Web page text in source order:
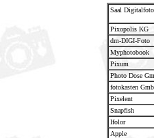
Saal
Pixopolis KG
dm-DIGI-Foto
Myphotobook
Pixum
Photo Dose
fotokasten
Pixelent
Snapfish
Ifolor
Apple